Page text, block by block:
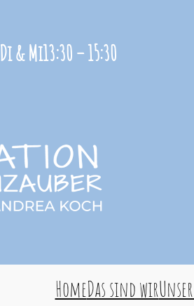
Di & Mi13:30 – 15:30
HomeDas sind wir